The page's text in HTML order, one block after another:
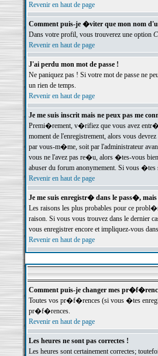
Revenir en haut de page
Comment puis-je �viter que mon nom
Dans votre profil, vous trouverez une option
Revenir en haut de page
J'ai perdu mon mot de passe !
Ne paniquez pas ! Si votre mot de passe ne
un rien de temps.
Revenir en haut de page
Je me suis inscrit mais ne peux pas me
Premi�rement, v�rifiez que vous avez
moment de l'enregistrement, alors vous
par vous-m�me, soit par l'administrateur
vous ne l'avez pas re�u, alors �tes-vous
abuser du forum anonymement. Si vous �tes
Revenir en haut de page
Je me suis enregistr� dans le pass�, mais
Les raisons les plus probables pour ce
raison. Si vous vous trouvez dans le dernier
vous enregistrer encore et impliquez-vous
Revenir en haut de page
Comment puis-je changer mes
Toutes vos pr�f�rences (si vous �tes
pr�f�rences.
Revenir en haut de page
Les heures ne sont pas correctes !
Les heures sont certainement correctes;